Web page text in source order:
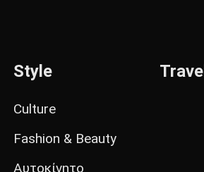
Style
Culture
Fashion & Beauty
Αυτοκίνητο
Travel